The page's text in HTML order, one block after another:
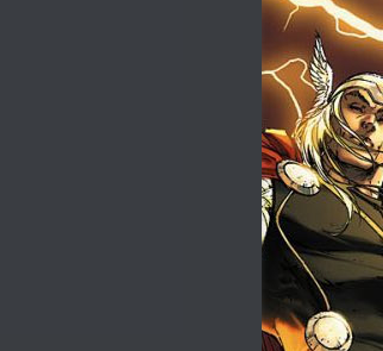
à la guitare électrique, ce blog est fait pour vous !